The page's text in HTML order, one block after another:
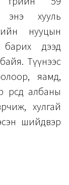
энэ хууль
нууцын
барих дээд
Түүнээс
яамд,
албаны
хулгай
шийдвэр